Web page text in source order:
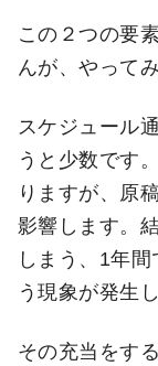
この２つの要
んが、やって
スケジュール
うと少数です
りますが、原
影響します。
しまう、1年
う現象が発生
その充当をす